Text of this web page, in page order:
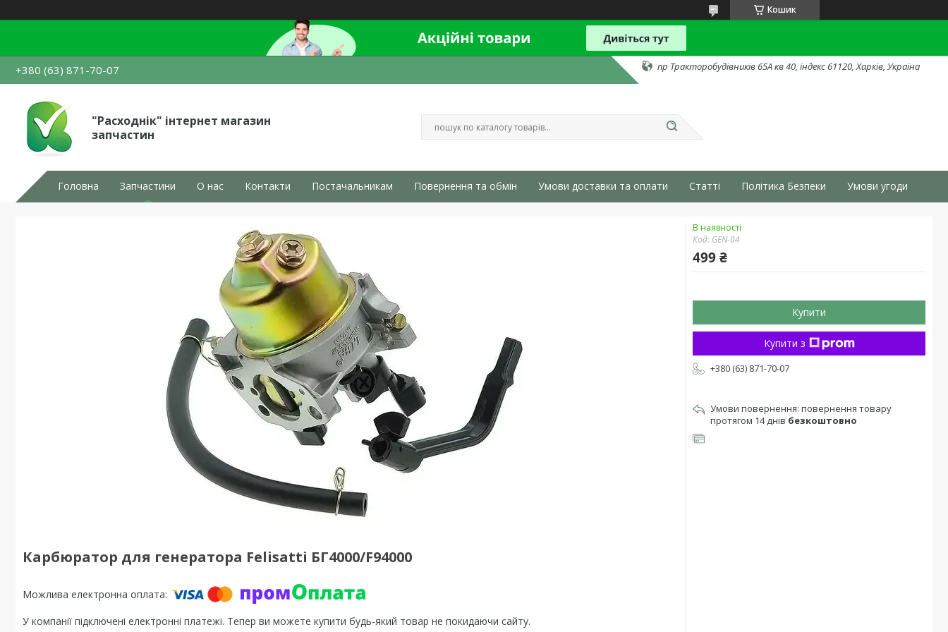
Кошик
+380 (63) 871-70-07 пр Тракторобудівників 65А кв 40, індекс 61120, Харків, Україна
"Расходнік" інтернет магазин
запчастин
Головна Запчастини О нас Контакти Постачальникам Повернення та обмін Умови доставки та оплати Статті Політика Безпеки Умови угоди
Карбюратор для генератора Felisatti БГ4000/F94000
У компанії підключені електронні платежі. Тепер ви можете купити будь-який товар не покидаючи сайту.
В наявності
Код: GEN-04
499 ₴
Купити
Купити з
+380 (63) 871-70-07
повернення товару
протягом 14 днів безкоштовно